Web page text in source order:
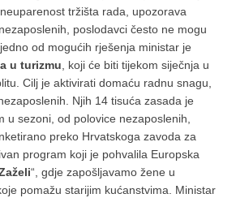
tržišta rada, upozorava
poslodavci često ne mogu
od mogućih rješenja ministar je
u turizmu , koji će biti tijekom siječnja u
Cilj je aktivirati domaću radnu snagu,
Njih 14 tisuća zasada je
u sezoni, od polovice nezaposlenih,
preko Hrvatskoga zavoda za
program koji je pohvalila Europska
“, gdje zapošljavamo žene u
pomažu starijim kućanstvima. Ministar